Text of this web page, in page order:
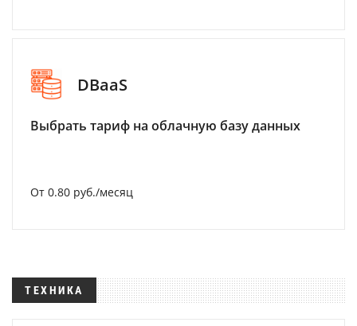
DBaaS
Выбрать тариф на облачную базу данных
От 0.80 руб./месяц
ТЕХНИКА